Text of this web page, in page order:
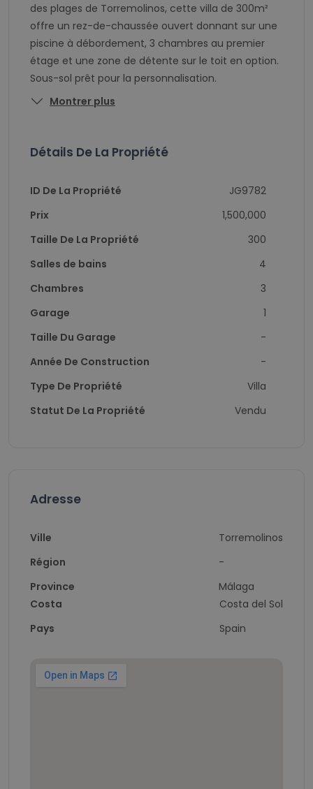
des plages de Torremolinos, cette villa de 300m²
offre un rez-de-chaussée ouvert donnant sur une
piscine à débordement, 3 chambres au premier
étage et une zone de détente sur le toit en option.
Sous-sol prêt pour la personnalisation.
Montrer plus
Détails De La Propriété
ID De La Propriété
JG9782
Prix
1,500,000
Taille De La Propriété
300
Salles de bains
4
Chambres
3
Garage
1
Taille Du Garage
-
Année De Construction
-
Type De Propriété
Villa
Statut De La Propriété
Vendu
Adresse
Ville
Région
Province
Torremolinos
-
Málaga
Costa
Pays
Costa del Sol
Spain